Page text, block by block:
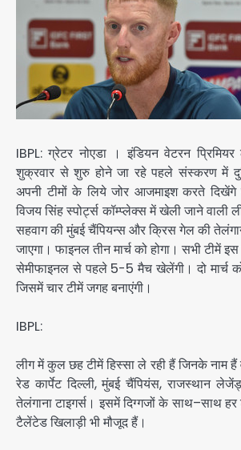
IBPL: ग्रेटर नोएडा । इंडियन वेटरन
शुक्रवार से शुरु होने जा रहे पहले संस्करण में
अपनी टीमों के लिये जोर आजमाइश करते दिखेंगे
विजय सिंह स्पोर्ट्स कॉम्प्लेक्स में खेली जाने वाली
सहवाग की मुंबई चैंपियन्स और क्रिस गेल की
जाएगा। फाइनल तीन मार्च को होगा। सभी टीमें
सेमीफाइनल से पहले 5-5 मैच खेलेंगी। दो मार्च
जिसमें चार टीमें जगह बनाएंगी।
IBPL:
लीग में कुल छह टीमें हिस्सा ले रही हैं जिनके नाम हैं
रेड कार्पेट दिल्ली, मुंबई चैंपियंस, राजस्थान
तेलंगाना टाइगर्स। इसमें दिग्गजों के साथ–साथ
टैलेंटेड खिलाड़ी भी मौजूद हैं।